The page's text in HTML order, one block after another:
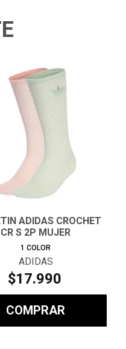
ADIDAS CROCHET
CR S 2P MUJER
1 COLOR
ADIDAS
$17.990
COMPRAR